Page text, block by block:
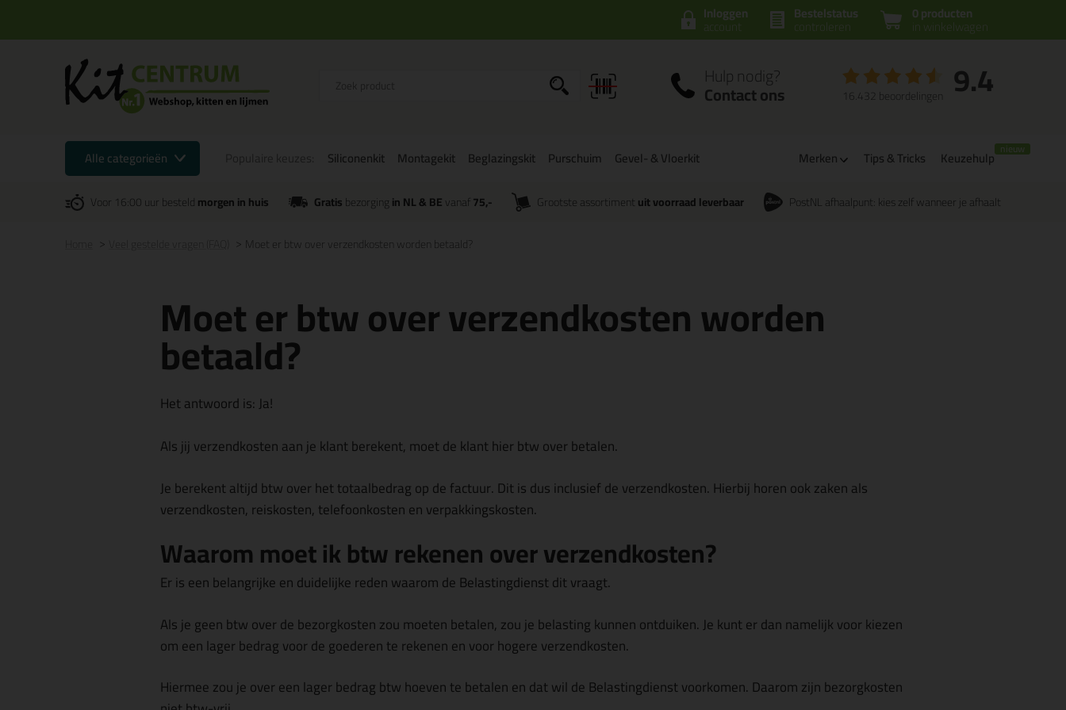
0 producten
in winkelwagen
Bestelstatus
controleren
Inloggen
account
Hulp nodig?
Contact ons 9.4
16.432 beoordelingen
Alle categorieën Siliconenkit Montagekit Beglazingskit Purschuim Gevel- & Vloerkit Merken Tips & Tricks Keuzehulp
Voor 16:00 uur besteldmorgen in huis Gratisbezorgingin NL & BEvanaf 75,- Grootste assortiment uit voorraad leverbaar PostNL afhaalpunt: kies zelf wanneer je afhaalt
Moet er btw over verzendkosten worden betaald?
Moet er btw over verzendkosten worden
betaald?
Het antwoord is:Ja!
Als jij verzendkosten aan je klant berekent, moet de klant hier btw over betalen.
Je berekent altijd btw over hettotaalbedragop de factuur. Dit is dus inclusief de verzendkosten. Hierbij horen ook zaken als
verzendkosten, reiskosten, telefoonkosten en verpakkingskosten.
Waarom moet ik btw rekenen over verzendkosten?
Er is een belangrijke en duidelijke reden waarom de Belastingdienst dit vraagt.
Als je geen btw over de bezorgkosten zou moeten betalen, zou jebelasting kunnen ontduiken. Je kunt er dan namelijk voor kiezen
om een lager bedrag voor de goederen te rekenen en voor hogere verzendkosten.
Hiermee zou je over een lager bedrag btw hoeven te betalen en dat wil de Belastingdienst voorkomen. Daarom zijn bezorgkosten